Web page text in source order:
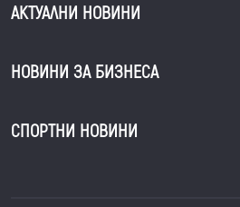
АКТУАЛНИ НОВИНИ
НОВИНИ ЗА БИЗНЕСА
СПОРТНИ НОВИНИ